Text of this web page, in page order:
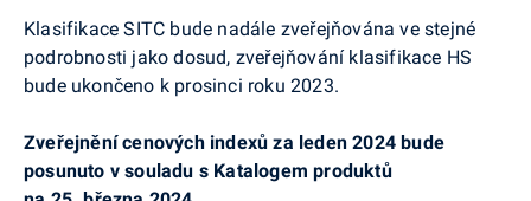
Klasifikace SITC bude nadále zveřejňována ve stejné
podrobnosti jako dosud, zveřejňování klasifikace HS
bude ukončeno k prosinci roku 2023.
Zveřejnění cenových indexů za leden 2024 bude
posunuto v souladu s Katalogem produktů